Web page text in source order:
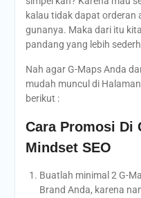
kalau tidak dapat orderan
gunanya. Maka dari itu
pandang yang lebih
Nah agar G-Maps Anda
mudah muncul di
berikut :
Cara Promosi Di
Mindset SEO
Buatlah minimal 2 G-
Brand Anda, karena